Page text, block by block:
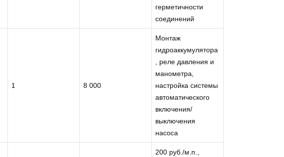
герметичности
соединений
1 8 000
Монтаж
гидроаккумулятора
, реле давления и
манометра,
настройка системы
автоматического
включения/
выключения
насоса
200 руб./м.п.,